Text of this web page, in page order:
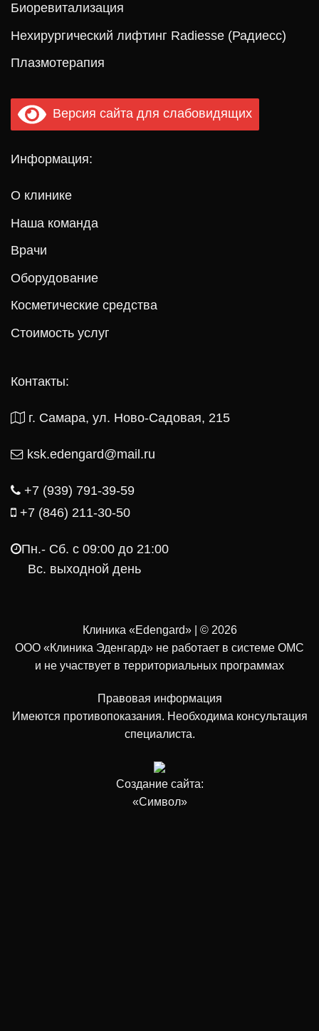
Биоревитализация
Нехирургический лифтинг Radiesse (Радиесс)
Плазмотерапия
Версия сайта для слабовидящих
Информация:
О клинике
Наша команда
Врачи
Оборудование
Косметические средства
Стоимость услуг
Контакты:
г. Самара, ул. Ново-Садовая, 215
ksk.edengard@mail.ru
+7 (939) 791-39-59
+7 (846) 211-30-50
Пн.- Cб. с 09:00 до 21:00
Вс. выходной день
Клиника «Edengard» | © 2026
ООО «Клиника Эденгард» не работает в системе ОМС
и не участвует в территориальных программах
Правовая информация
Имеются противопоказания. Необходима консультация
специалиста.
Создание сайта:
«Символ»